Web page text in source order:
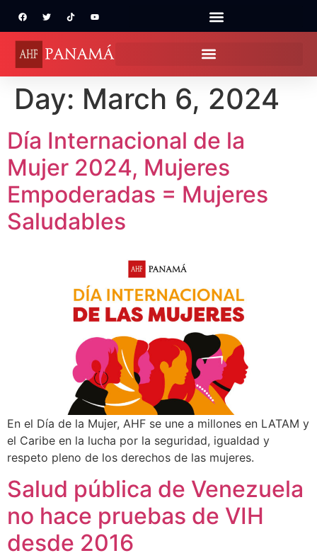
Day: March 6, 2024
Día Internacional de la
Mujer 2024, Mujeres
Empoderadas = Mujeres
Saludables
En el Día de la Mujer, AHF se une a millones en LATAM y
el Caribe en la lucha por la seguridad, igualdad y
respeto pleno de los derechos de las mujeres.
Salud pública de Venezuela
no hace pruebas de VIH
desde 2016